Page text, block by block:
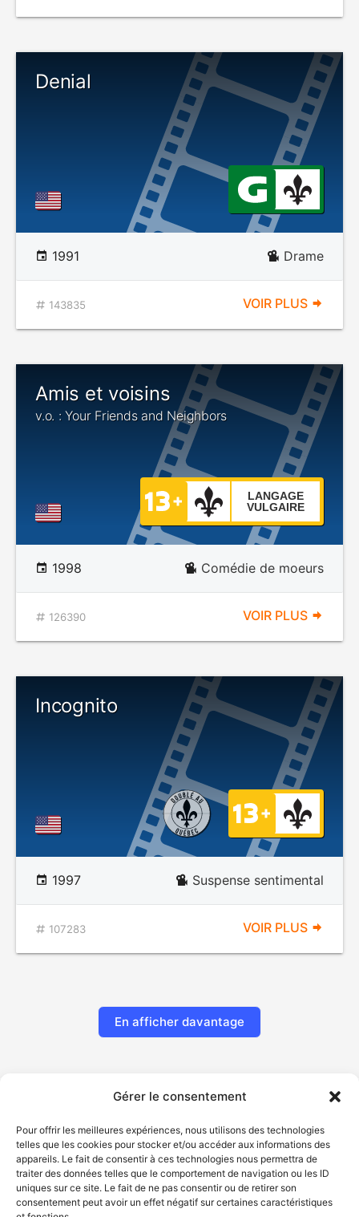
Gérer le consentement
Pour offrir les meilleures expériences, nous utilisons des technologies
telles que les cookies pour stocker et/ou accéder aux informations des
appareils. Le fait de consentir à ces technologies nous permettra de
traiter des données telles que le comportement de navigation ou les ID
uniques sur ce site. Le fait de ne pas consentir ou de retirer son
consentement peut avoir un effet négatif sur certaines caractéristiques
Denial
1991 Drame
143835 VOIR PLUS
Amis et voisins
v.o. : Your Friends and Neighbors
LANGAGE
VULGAIRE
1998 Comédie de moeurs
126390 VOIR PLUS
Incognito
1997 Suspense sentimental
107283 VOIR PLUS
En afficher davantage
© Gouvernement du Québec, 2026